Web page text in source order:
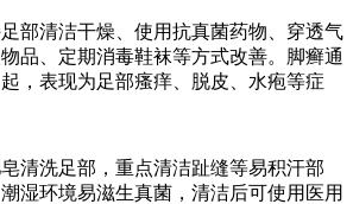
部清洁干燥、使用抗真菌药物、穿透气
品、定期消毒鞋袜等方式改善。脚癣通
，表现为足部瘙痒、脱皮、水疱等症
清洗足部，重点清洁趾缝等易积汗部
湿环境易滋生真菌，清洁后可使用医用